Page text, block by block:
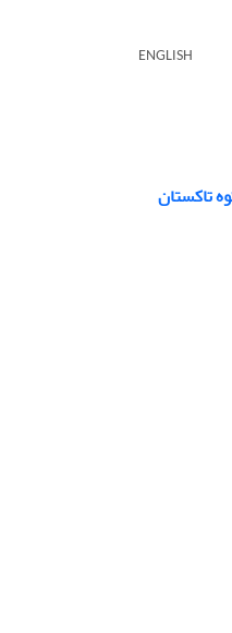
ENGLISH
تاکستان